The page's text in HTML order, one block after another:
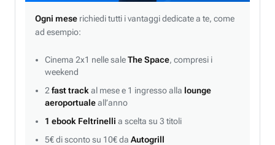
Ogni mese richiedi tutti i vantaggi dedicate a te, come
ad esempio:
Cinema 2x1 nelle saleThe Space, compresi i
weekend
2 fast track al mese e 1 ingresso alla lounge
aeroportualeall’anno
1 ebook Feltrinelli a scelta su 3 titoli
5€ di sconto su 10€ da Autogrill